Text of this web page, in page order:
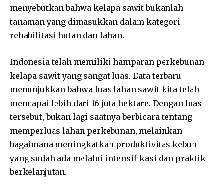
menyebutkan bahwa kelapa sawit bukanlah
tanaman yang dimasukkan dalam kategori
rehabilitasi hutan dan lahan.
Indonesia telah memiliki hamparan perkebunan
kelapa sawit yang sangat luas. Data terbaru
menunjukkan bahwa luas lahan sawit kita telah
mencapai lebih dari 16 juta hektare. Dengan luas
tersebut, bukan lagi saatnya berbicara tentang
memperluas lahan perkebunan, melainkan
bagaimana meningkatkan produktivitas kebun
yang sudah ada melalui intensifikasi dan praktik
berkelanjutan.